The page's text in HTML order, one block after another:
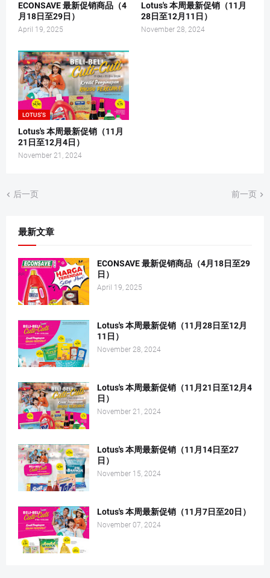
ECONSAVE 最新促销商品（4
月18日至29日）
April 19, 2025
Lotus's 本周最新促销（11月
28日至12月11日）
November 28, 2024
LOTUS'S
Lotus's 本周最新促销（11月
21日至12月4日）
November 21, 2024
后一页 前一页
最新文章
ECONSAVE 最新促销商品（4月18日至29
日）
April 19, 2025
Lotus's 本周最新促销（11月28日至12月
11日）
November 28, 2024
Lotus's 本周最新促销（11月21日至12月4
日）
November 21, 2024
Lotus's 本周最新促销（11月14日至27
日）
November 15, 2024
Lotus's 本周最新促销（11月7日至20日）
November 07, 2024